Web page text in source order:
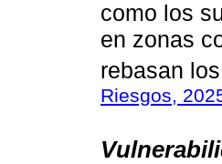
como los
en zonas
rebasan
Riesgos,